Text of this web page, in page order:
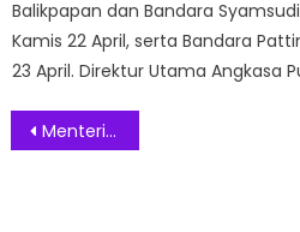
Balikpapan dan Bandara
Kamis 22 April, serta Bandara
23 April. Direktur Utama Angkasa
Post
Menteri Perdagangan Resmi Buka Pameran Internasional IndoBeauty Expo 2024